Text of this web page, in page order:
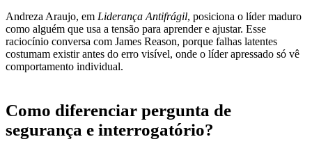
Andreza Araujo, em Liderança Antifrágil, posiciona o líder maduro
como alguém que usa a tensão para aprender e ajustar. Esse
raciocínio conversa com James Reason, porque falhas latentes
costumam existir antes do erro visível, onde o líder apressado só vê
comportamento individual.
Como diferenciar pergunta de
segurança e interrogatório?